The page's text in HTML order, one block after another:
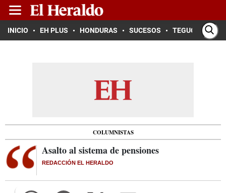
INICIO EH PLUS HONDURAS SUCESOS TEGUCIGALPA
COLUMNISTAS
Asalto al sistema de pensiones
REDACCIÓN EL HERALDO